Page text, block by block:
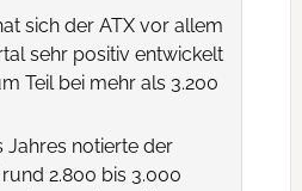
sich der ATX vor allem
sehr positiv entwickelt
Teil bei mehr als 3.200
Jahres notierte der
2.800 bis 3.000